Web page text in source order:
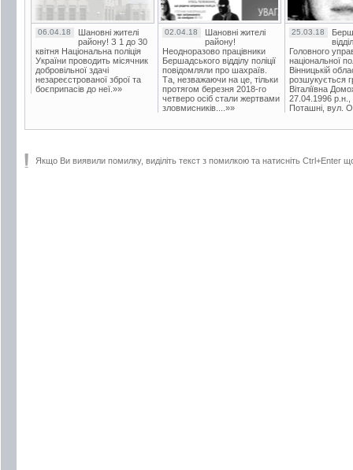
06.04.18
Шановні жителі
району! З 1 до 30
квітня Національна поліція
України проводить місячник
добровільної здачі
незареєстрованої зброї та
боєприпасів до неї.»»
02.04.18
Шановні жителі
району!
Неодноразово працівники
Бершадського відділу поліції
повідомляли про шахраїв.
Та, незважаючи на це, тільки
протягом березня 2018-го
четверо осіб стали жертвами
зловмисників....»»
25.03.18
Головного
національної
Вінницькій
розшукується
Віталіївна
27.04.1996 р.н.,
Поташні, вул.
Якщо Ви виявили помилку, виділіть текст з помилкою та натисніть Ctrl+Enter